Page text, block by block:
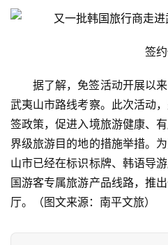
页
资
讯
业
签
据了解，免签活动开展以
武夷山市路线考察。此次活动
签政策，促进入境旅游健康、
界级旅游目的地的措施举措。
山市已经在标识标牌、韩语导
国游客专属旅游产品线路，推
厅。（图文来源：南平文旅）